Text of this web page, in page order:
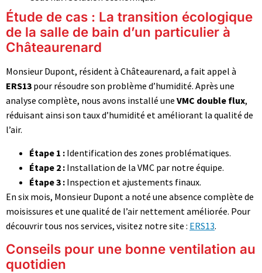
Étude de cas : La transition écologique
de la salle de bain d’un particulier à
Châteaurenard
Monsieur Dupont, résident à Châteaurenard, a fait appel à
ERS13 pour résoudre son problème d’humidité. Après une
analyse complète, nous avons installé une VMC double flux,
réduisant ainsi son taux d’humidité et améliorant la qualité de
l’air.
Étape 1 : Identification des zones problématiques.
Étape 2 : Installation de la VMC par notre équipe.
Étape 3 : Inspection et ajustements finaux.
En six mois, Monsieur Dupont a noté une absence complète de
moisissures et une qualité de l’air nettement améliorée. Pour
découvrir tous nos services, visitez notre site : ERS13.
Conseils pour une bonne ventilation au
quotidien